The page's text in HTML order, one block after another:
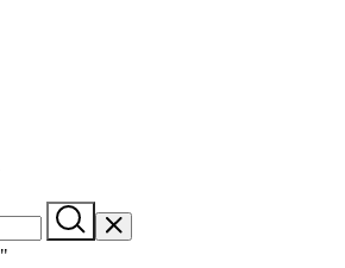
"